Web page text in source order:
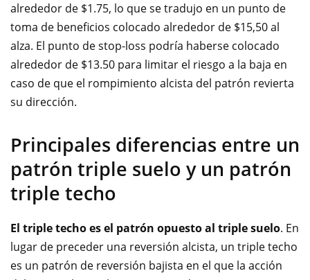
alrededor de $1.75, lo que se tradujo en un punto de
toma de beneficios colocado alrededor de $15,50 al
alza. El punto de stop-loss podría haberse colocado
alrededor de $13.50 para limitar el riesgo a la baja en
caso de que el rompimiento alcista del patrón revierta
su dirección.
Principales diferencias entre un
patrón triple suelo y un patrón
triple techo
El triple techo es el patrón opuesto al triple suelo. En
lugar de preceder una reversión alcista, un triple techo
es un patrón de reversión bajista en el que la acción